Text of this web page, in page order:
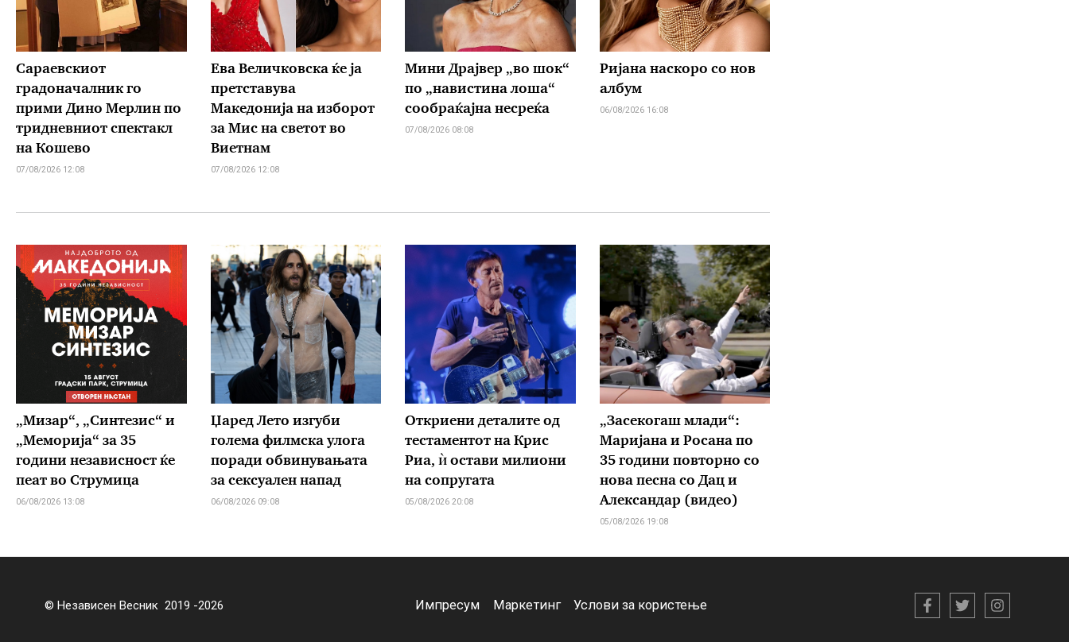
Сараевскиот
градоначалник го
прими Дино Мерлин по
тридневниот спектакл
на Кошево
07/08/2026 12:08
Ева Величковска ќе ја
претставува
Македонија на изборот
за Мис на светот во
Виетнам
07/08/2026 12:08
Мини Драјвер „во шок“
по „навистина лоша“
сообраќајна несреќа
07/08/2026 08:08
Ријана наскоро со нов
албум
06/08/2026 16:08
„Мизар“, „Синтезис“ и
„Меморија“ за 35
години независност ќе
пеат во Струмица
06/08/2026 13:08
Џаред Лето изгуби
голема филмска улога
поради обвинувањата
за сексуален напад
06/08/2026 09:08
Откриени деталите од
тестаментот на Крис
Риа, ѝ остави милиони
на сопругата
05/08/2026 20:08
„Засекогаш млади“:
Маријана и Росана по
35 години повторно со
нова песна со Дац и
Александар (видео)
05/08/2026 19:08
© Независен Весник 2019 -2026 Импресум Маркетинг Услови за користење